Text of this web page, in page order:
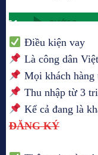
Điều kiện vay
Là công dân
Mọi khách
Thu nhập từ 3
Kể cả đang là
ĐĂNG KÝ